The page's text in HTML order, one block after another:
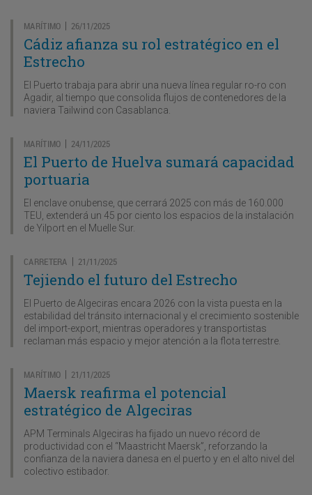
MARÍTIMO | 26/11/2025
Cádiz afianza su rol estratégico en el
Estrecho
El Puerto trabaja para abrir una nueva línea regular ro-ro con
Agadir, al tiempo que consolida flujos de contenedores de la
naviera Tailwind con Casablanca.
MARÍTIMO | 24/11/2025
El Puerto de Huelva sumará capacidad
portuaria
El enclave onubense, que cerrará 2025 con más de 160.000
TEU, extenderá un 45 por ciento los espacios de la instalación
de Yilport en el Muelle Sur.
CARRETERA | 21/11/2025
Tejiendo el futuro del Estrecho
El Puerto de Algeciras encara 2026 con la vista puesta en la
estabilidad del tránsito internacional y el crecimiento sostenible
del import-export, mientras operadores y transportistas
reclaman más espacio y mejor atención a la flota terrestre.
MARÍTIMO | 21/11/2025
Maersk reafirma el potencial
estratégico de Algeciras
APM Terminals Algeciras ha fijado un nuevo récord de
productividad con el “Maastricht Maersk”, reforzando la
confianza de la naviera danesa en el puerto y en el alto nivel del
colectivo estibador.